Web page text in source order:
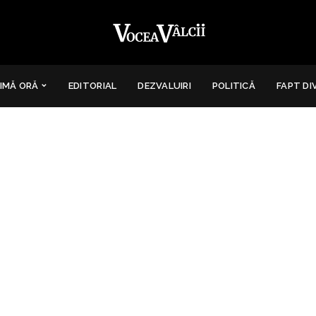
ORĂ EDITORIAL DEZVALUIRI POLITICĂ FAPT